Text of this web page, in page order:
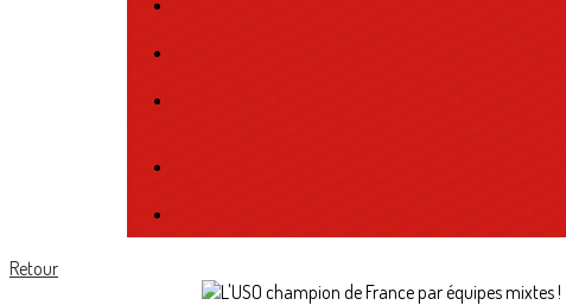
Retour